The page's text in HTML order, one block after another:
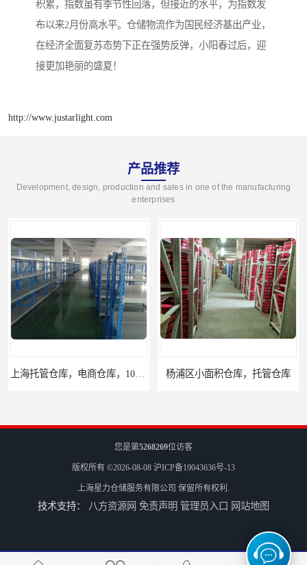
积累，指数虽有季节性回落，但接近的水平，为指数发
布以来2月份高水平。仓储物流作为国民经济基出产业，
在经济全面复苏态势下正在强势反弹，小阳春过后，迎
接更加艳丽的盛夏！
http://www.justarlight.com
产品推荐
Development, design, production and sales in one of the manufacturing
enterprises
杨浦区小面积仓库，托管仓库
宝山区小面积托管仓库，电商仓库
您是第5268269位访客
版权所有 ©2026-08-08 沪ICP备19043636号-13
上海星力仓储服务有限公司 保留所有权利.
技术支持： 八方资源网 免责声明 管理员入口 网站地图